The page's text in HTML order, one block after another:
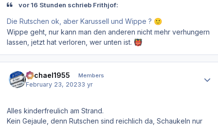
vor 16 Stunden schrieb Frithjof:
Die Rutschen ok, aber Karussell und Wippe ? 🙂
Wippe geht, nur kann man den anderen nicht mehr verhungern
lassen, jetzt hat verloren, wer unten ist. 👹
Michael1955 Members
February 23, 20233 yr
Alles kinderfreulich am Strand.
Kein Gejaule, denn Rutschen sind reichlich da, Schaukeln nur